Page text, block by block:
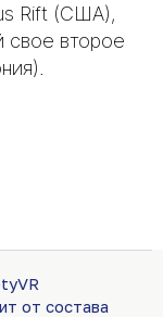
Rift (США),
свое второе
от состава